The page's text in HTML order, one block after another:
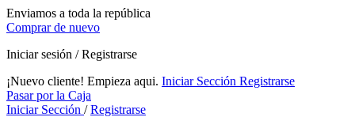
Enviamos a toda la república
Comprar de nuevo
Iniciar sesión / Registrarse
¡Nuevo cliente! Empieza aqui. Iniciar Sección Registrarse
Pasar por la Caja
Iniciar Sección /Registrarse